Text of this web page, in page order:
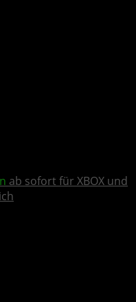
ab sofort für XBOX und